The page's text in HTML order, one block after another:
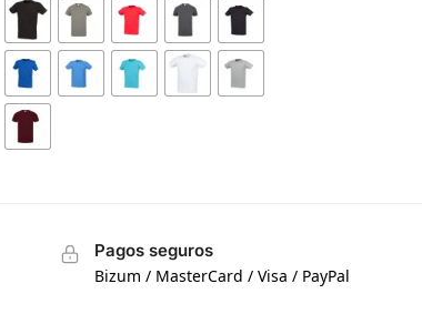
Pagos seguros
Bizum / MasterCard / Visa / PayPal